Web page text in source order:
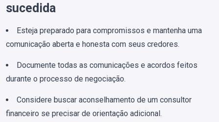
sucedida
Esteja preparado para compromissos e mantenha uma
comunicação aberta e honesta com seus credores.
Documente todas as comunicações e acordos feitos
durante o processo de negociação.
Considere buscar aconselhamento de um consultor
financeiro se precisar de orientação adicional.